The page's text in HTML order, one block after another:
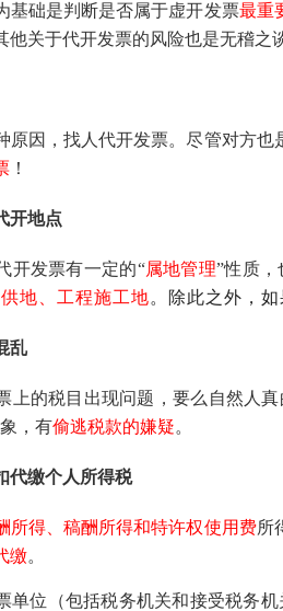
基础是判断是否属于虚开发票最重
他关于代开发票的风险也是无稽之
原因，找人代开发票。尽管对方
！
开地点
开发票有一定的“属地管理”性质
地、工程施工地。除此之外，
乱
上的税目出现问题，要么自然人
，有偷逃税款的嫌疑。
代缴个人所得税
所得、稿酬所得和特许权使用费所
缴。
单位（包括税务机关和接受税务